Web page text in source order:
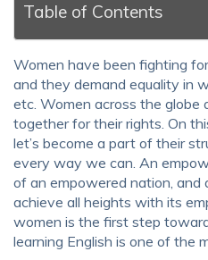
Table of Contents
Women have been fighting
and they demand equality in
etc. Women across the
together for their rights. On
let’s become a part of their
every way we can. An
of an empowered nation, and
achieve all heights with its
women is the first step
learning English is one of the